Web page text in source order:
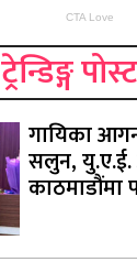
ट्रेन्डिङ्ग
गायिका
सलुन,